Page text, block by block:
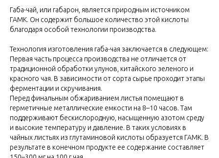
Габа-чай, или габарон, является природным источником
ГАМК. Он содержит большое количество этой кислоты
благодаря особой технологии производства.
Технология изготовления габа-чая заключается в следующем:
Первая часть процесса производства не отличается от
традиционной обработки улунов, китайского зеленого и
красного чая. В зависимости от сорта сырье проходит этапы
ферментации и скручивания.
Перед финальным обжариванием листья помещают в
герметичные металлические емкости на 8–10 часов. Там
поддерживают бескислородную, насыщенную азотом среду
и высокие температуру и давление. В таких условиях в
чайных листьях из глутаминовой кислоты образуется ГАМК. В
результате в конечном продукте ее содержание составляет